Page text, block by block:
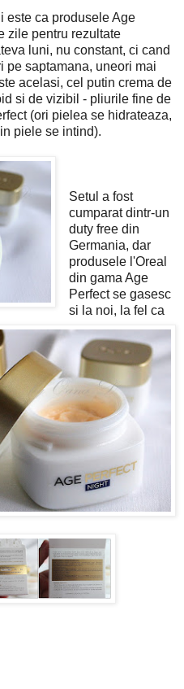
este ca produsele Age
zile pentru rezultate
luni, nu constant, ci cand
pe saptamana, uneori mai
acelasi, cel putin crema de
si de vizibil - pliurile fine de
(ori pielea se hidrateaza,
piele se intind).
Setul a fost
cumparat dintr-un
duty free din
Germania, dar
produsele l'Oreal
din gama Age
Perfect se gasesc
si la noi, la fel ca